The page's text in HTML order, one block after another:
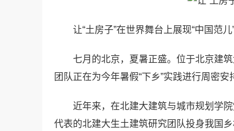
让“土房子”在世界舞台上展现“中国范儿
七月的北京，夏暑正盛。位于北京建
团队正在为今年暑假“下乡”实践进行周密安
近年来，在北建大建筑与城市规划学
代表的北建大生土建筑研究团队投身我国